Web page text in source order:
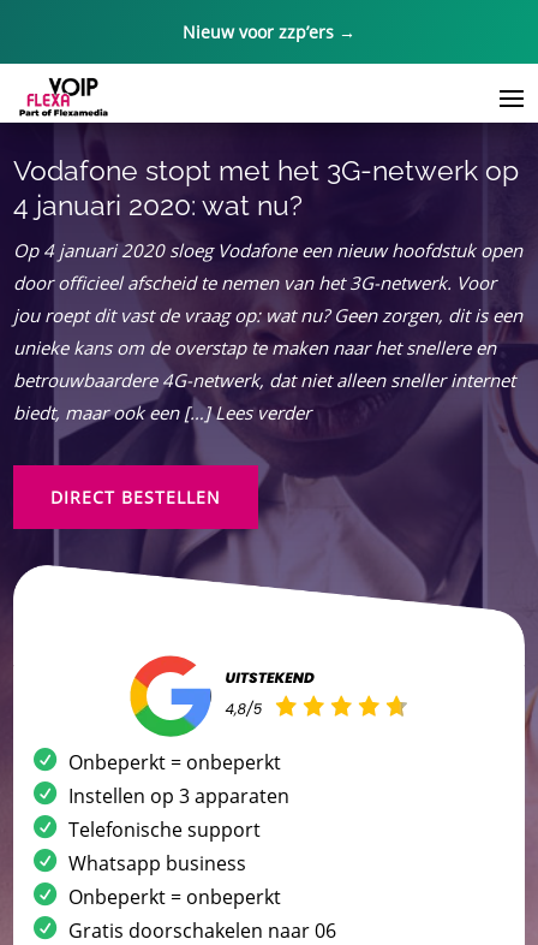
Nieuw voor zzp’ers →
Vodafone stopt met het 3G-netwerk op
4 januari 2020: wat nu?
Op 4 januari 2020 sloeg Vodafone een nieuw hoofdstuk open
door officieel afscheid te nemen van het 3G-netwerk. Voor
jou roept dit vast de vraag op: wat nu? Geen zorgen, dit is een
unieke kans om de overstap te maken naar het snellere en
betrouwbaardere 4G-netwerk, dat niet alleen sneller internet
biedt, maar ook een […] Lees verder
DIRECT BESTELLEN
Onbeperkt = onbeperkt
Instellen op 3 apparaten
Telefonische support
Whatsapp business
Onbeperkt = onbeperkt
Gratis doorschakelen naar 06